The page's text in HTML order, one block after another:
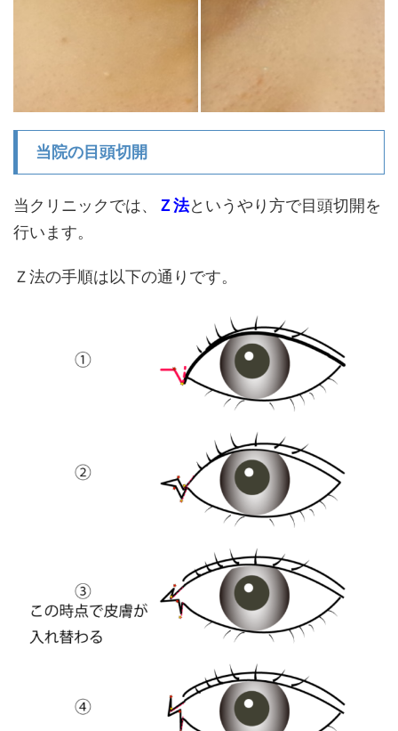
当院の目頭切開
当クリニックでは、 Ｚ法というやり方で目頭切開を
行います。
Ｚ法の手順は以下の通りです。